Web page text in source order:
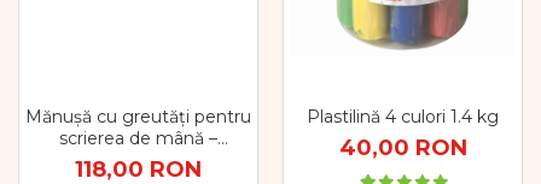
Mănușă cu greutăți pentru
scrierea de mână –
mărime mică
118,00 RON
Plastilină 4 culori 1.4 kg
40,00 RON